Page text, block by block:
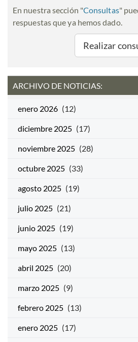
En nuestra sección "Consultas"
respuestas que ya hemos dado.
Realizar
ARCHIVO DE NOTICIAS:
enero 2026 (12)
diciembre 2025 (17)
noviembre 2025 (28)
octubre 2025 (33)
agosto 2025 (19)
julio 2025 (21)
junio 2025 (19)
mayo 2025 (13)
abril 2025 (20)
marzo 2025 (9)
febrero 2025 (13)
enero 2025 (17)